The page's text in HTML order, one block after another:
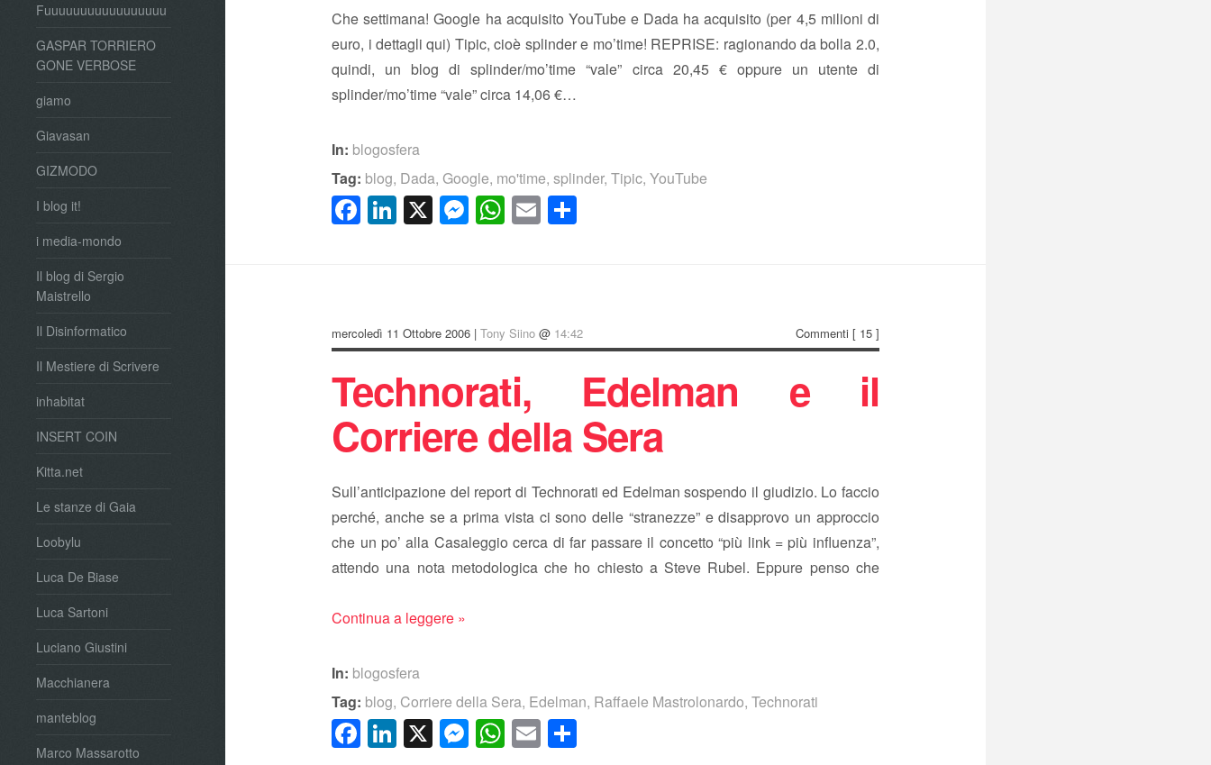
Fuuuuuuuuuuuuuuuuu
GASPAR TORRIERO
GONE VERBOSE
giamo
Giavasan
GIZMODO
I blog it!
i media-mondo
Il blog di Sergio
Maistrello
Il Disinformatico
Il Mestiere di Scrivere
inhabitat
INSERT COIN
Kitta.net
Le stanze di Gaia
Loobylu
Luca De Biase
Luca Sartoni
Luciano Giustini
Macchianera
manteblog
Marco Massarotto
Che settimana! Google ha acquisito YouTube e Dada ha acquisito (per 4,5 milioni di
euro, i dettagli qui) Tipic, cioè splinder e mo’time! REPRISE: ragionando da bolla 2.0,
quindi, un blog di splinder/mo’time “vale” circa 20,45 € oppure un utente di
splinder/mo’time “vale” circa 14,06 €…
In: blogosfera
Tag: blog, Dada,Google, mo'time,splinder,Tipic,YouTube
Facebook
LinkedIn
X Messenger
WhatsApp
Email
mercoledì 11 Ottobre 2006 |Tony Siino @ 14:42 Commenti [ 15 ]
Technorati, Edelman e il
Corriere della Sera
Sull’anticipazione del report di Technorati ed Edelman sospendo il giudizio. Lo faccio
perché, anche se a prima vista ci sono delle “stranezze” e disapprovo un approccio
che un po’ alla Casaleggio cerca di far passare il concetto “più link = più influenza”,
attendo una nota metodologica che ho chiesto a Steve Rubel. Eppure penso che
Continua a leggere »
In: blogosfera
Tag: blog, Corriere della Sera, Edelman, Raffaele Mastrolonardo,Technorati
Facebook
LinkedIn
X Messenger
WhatsApp
Email